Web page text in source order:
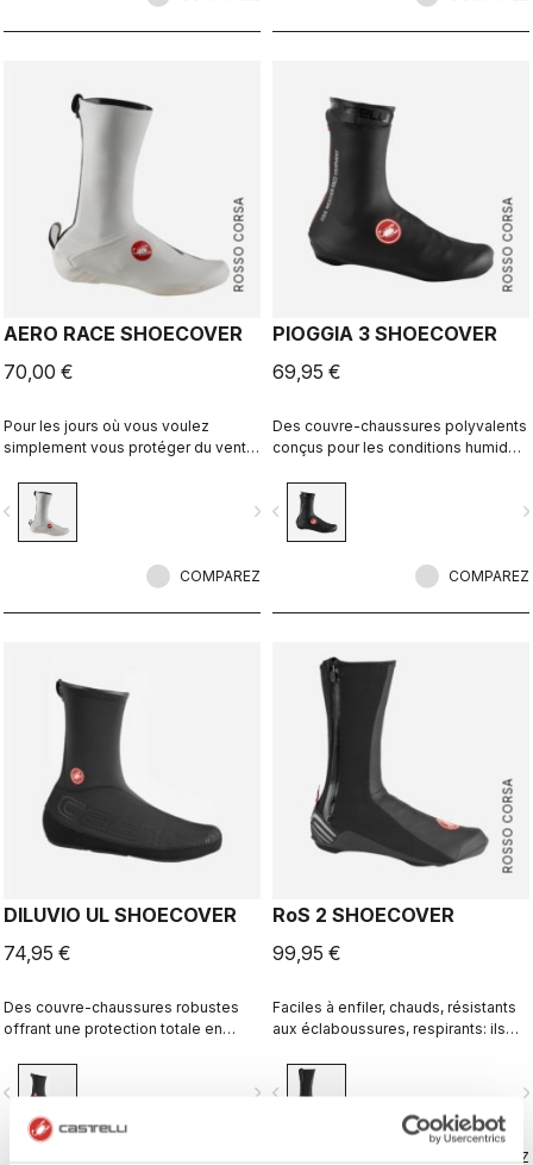
ROSSO CORSA
AERO RACE SHOECOVER
70,00 €
Pour les jours où vous voulez
simplement vous protéger du vent
encombré. Le tissu fin et extensible
épouse la forme de la chaussure
pour un ajustement parfait et une
protégeant du vent et de l'humidité.
navigate_next
COMPAREZ
ROSSO CORSA
PIOGGIA 3 SHOECOVER
69,95 €
Des couvre-chaussures polyvalents
conçus pour les conditions humides.
doublure polaire leur offre un grand
niveau de confort par temps secs,
ainsi qu’une protection maximale
navigate_before
COMPAREZ
DILUVIO UL SHOECOVER
74,95 €
Des couvre-chaussures robustes
offrant une protection totale en
haute qualité, avec coutures
scellées, un bord supérieur qui reste
bien hermétiquement ajusté autour
du pied, et une ouverture réglable
navigate_next
ROSSO CORSA
RoS 2 SHOECOVER
99,95 €
Faciles à enfiler, chauds, résistants
aux éclaboussures, respirants: ils
chaussures polyvalents et
performants.
navigate_before
COMPAREZ